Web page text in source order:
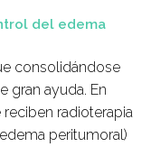
del edema
consolidándose
gran ayuda. En
reciben radioterapia
peritumoral)